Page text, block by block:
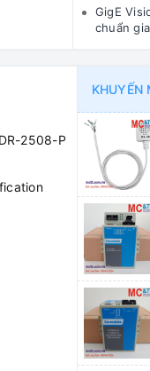
GigE
chuẩn
2508-P
KHUYẾN